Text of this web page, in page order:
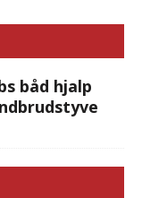
båd hjalp